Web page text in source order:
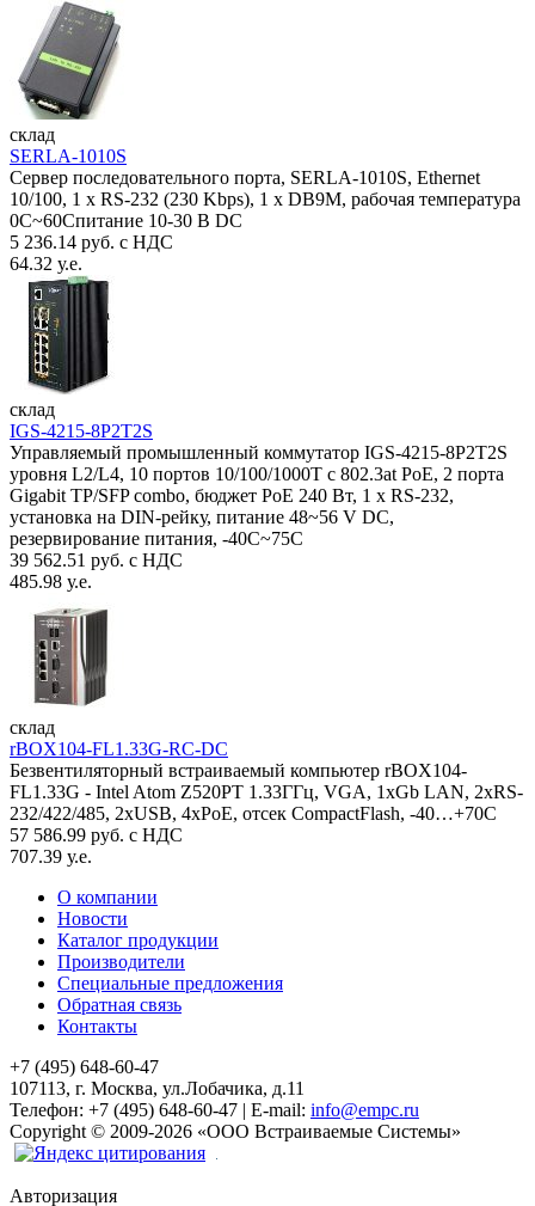
склад
SERLA-1010S
Сервер последовательного порта, SERLA-1010S, Ethernet
10/100, 1 x RS-232 (230 Kbps), 1 x DB9M, рабочая температура
0C~60Спитание 10-30 В DC
5 236.14 руб. с НДС
64.32 у.е.
склад
IGS-4215-8P2T2S
Управляемый промышленный коммутатор IGS-4215-8P2T2S
уровня L2/L4, 10 портов 10/100/1000T с 802.3at PoE, 2 порта
Gigabit TP/SFP combo, бюджет PoE 240 Вт, 1 x RS-232,
установка на DIN-рейку, питание 48~56 V DC,
резервирование питания, -40С~75C
39 562.51 руб. с НДС
485.98 у.е.
склад
rBOX104-FL1.33G-RC-DC
Безвентиляторный встраиваемый компьютер rBOX104-
FL1.33G - Intel Atom Z520PT 1.33ГГц, VGA, 1xGb LAN, 2xRS-
232/422/485, 2xUSB, 4xPoE, отсек CompactFlash, -40…+70C
57 586.99 руб. с НДС
707.39 у.е.
О компании
Новости
Каталог продукции
Производители
Специальные предложения
Обратная связь
Контакты
+7 (495) 648-60-47
107113, г. Москва, ул.Лобачика, д.11
Телефон: +7 (495) 648-60-47 | E-mail: info@empc.ru
Copyright © 2009-2026 «ООО Встраиваемые Системы»
Авторизация